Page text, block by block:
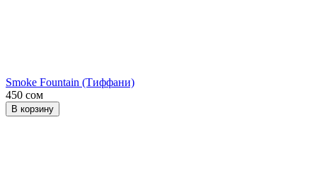
Smoke Fountain (Тиффани)
450 сом
В корзину